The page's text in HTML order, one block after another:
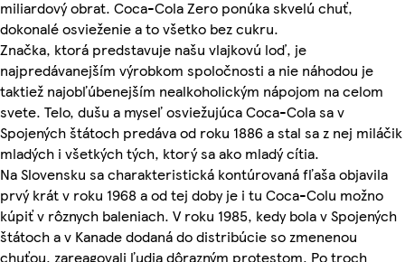
miliardový obrat. Coca-Cola Zero ponúka skvelú chuť,
dokonalé osvieženie a to všetko bez cukru.
Značka, ktorá predstavuje našu vlajkovú loď, je
najpredávanejším výrobkom spoločnosti a nie náhodou je
taktiež najobľúbenejším nealkoholickým nápojom na celom
svete. Telo, dušu a myseľ osviežujúca Coca-Cola sa v
Spojených štátoch predáva od roku 1886 a stal sa z nej miláčik
mladých i všetkých tých, ktorý sa ako mladý cítia.
Na Slovensku sa charakteristická kontúrovaná fľaša objavila
prvý krát v roku 1968 a od tej doby je i tu Coca-Colu možno
kúpiť v rôznych baleniach. V roku 1985, kedy bola v Spojených
štátoch a v Kanade dodaná do distribúcie so zmenenou
chuťou, zareagovali ľudia dôrazným protestom. Po troch